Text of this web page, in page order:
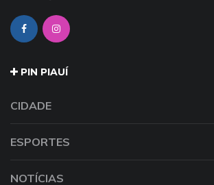
PIN PIAUÍ
CIDADE
ESPORTES
NOTÍCIAS